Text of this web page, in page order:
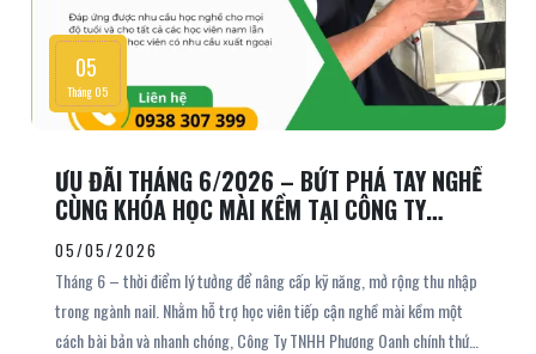
05
Tháng 05
ƯU ĐÃI THÁNG 6/2026 – BỨT PHÁ TAY NGHỀ
CÙNG KHÓA HỌC MÀI KỀM TẠI CÔNG TY
TNHH PHƯƠNG OANH
05/05/2026
Tháng 6 – thời điểm lý tưởng để nâng cấp kỹ năng, mở rộng thu nhập
trong ngành nail. Nhằm hỗ trợ học viên tiếp cận nghề mài kềm một
cách bài bản và nhanh chóng, Công Ty TNHH Phương Oanh chính thức